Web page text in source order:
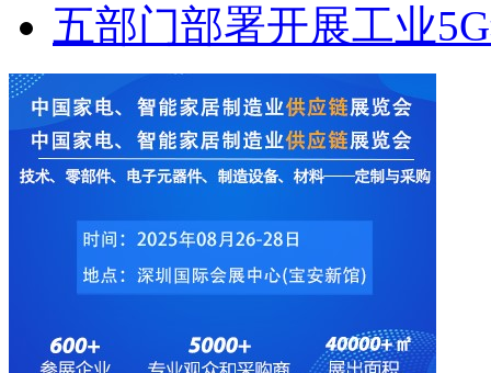
五部门部署开展工业